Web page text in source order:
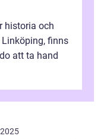
historia och
finns
att ta hand